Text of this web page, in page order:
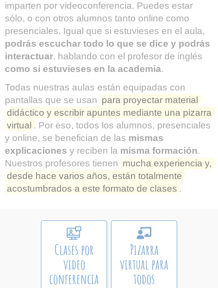
imparten por videoconferencia. Puedes estar
sólo, o con otros alumnos tanto online como
presenciales. Igual que si estuvieses en el aula,
podrás escuchar todo lo que se dice y podrás
interactuar, hablando con el profesor de inglés
como si estuvieses en la academia.
Todas nuestras aulas están equipadas con
pantallas que se usan para proyectar material
didáctico y escribir apuntes mediante una pizarra
virtual . Por eso, todos los alumnos, presenciales
y online, se benefician de las mismas
explicaciones y reciben la misma formación.
Nuestros profesores tienen mucha experiencia y,
desde hace varios años, están totalmente
acostumbrados a este formato de clases .
Clases por
video
conferencia
Pizarra
virtual para
todos